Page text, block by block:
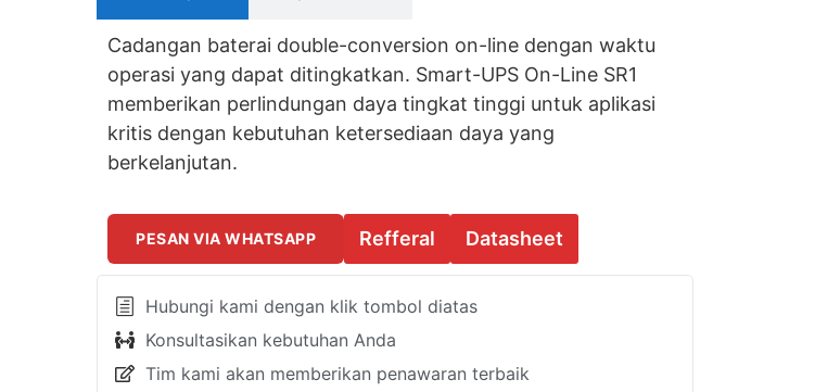
Cadangan baterai double-conversion on-line dengan waktu
operasi yang dapat ditingkatkan. Smart-UPS On-Line SR1
memberikan perlindungan daya tingkat tinggi untuk aplikasi
kritis dengan kebutuhan ketersediaan daya yang
berkelanjutan.
PESAN VIA WHATSAPP Refferal Datasheet
Hubungi kami dengan klik tombol diatas
Konsultasikan kebutuhan Anda
Tim kami akan memberikan penawaran terbaik